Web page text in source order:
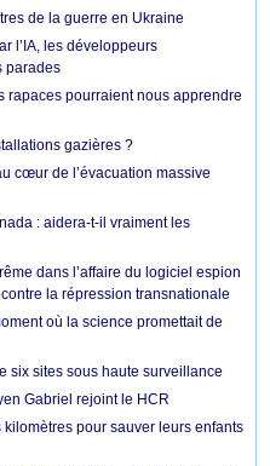
de la guerre en Ukraine
l’IA, les développeurs
parades
rapaces pourraient nous apprendre
gazières ?
cœur de l’évacuation massive
: aidera-t-il vraiment les
dans l’affaire du logiciel espion
la répression transnationale
où la science promettait de
six sites sous haute surveillance
Gabriel rejoint le HCR
pour sauver leurs enfants